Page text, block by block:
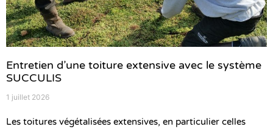
Entretien d’une toiture extensive avec le système
SUCCULIS
1 juillet 2026
Les toitures végétalisées extensives, en particulier celles